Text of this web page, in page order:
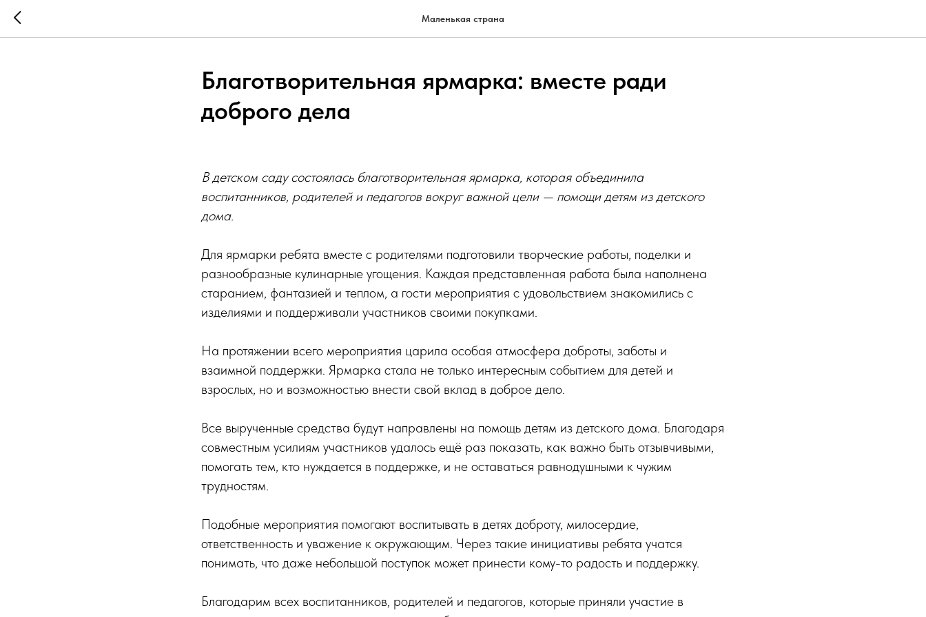
Маленькая страна
Благотворительная ярмарка: вместе ради
доброго дела
В детском саду состоялась благотворительная ярмарка, которая объединила
воспитанников, родителей и педагогов вокруг важной цели — помощи детям из детского
дома.
Для ярмарки ребята вместе с родителями подготовили творческие работы, поделки и
разнообразные кулинарные угощения. Каждая представленная работа была наполнена
старанием, фантазией и теплом, а гости мероприятия с удовольствием знакомились с
изделиями и поддерживали участников своими покупками.
На протяжении всего мероприятия царила особая атмосфера доброты, заботы и
взаимной поддержки. Ярмарка стала не только интересным событием для детей и
взрослых, но и возможностью внести свой вклад в доброе дело.
Все вырученные средства будут направлены на помощь детям из детского дома. Благодаря
совместным усилиям участников удалось ещё раз показать, как важно быть отзывчивыми,
помогать тем, кто нуждается в поддержке, и не оставаться равнодушными к чужим
трудностям.
Подобные мероприятия помогают воспитывать в детях доброту, милосердие,
ответственность и уважение к окружающим. Через такие инициативы ребята учатся
понимать, что даже небольшой поступок может принести кому-то радость и поддержку.
Благодарим всех воспитанников, родителей и педагогов, которые приняли участие в